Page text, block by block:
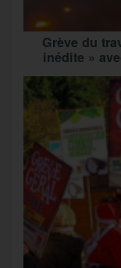
Grève du
inédite »